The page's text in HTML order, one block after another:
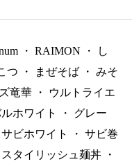
・ RAIMON ・
し
つ ・ まぜそば ・ みそ
竜華 ・
ウルトライエ
ホワイト ・
グレー
サビホワイト ・ サビ巻
スタイリッシュ麺丼
・